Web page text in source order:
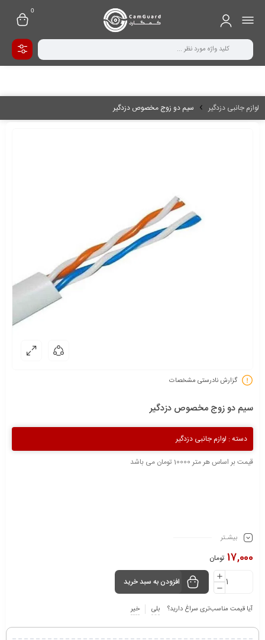
0
لوازم جانبی دزدگیر سیم دو زوج مخصوص دزدگیر
گزارش نادرستی مشخصات
سیم دو زوج مخصوص دزدگیر
دسته : لوازم جانبی دزدگیر
قیمت بر اساس هر متر 10000 تومان می باشد
بیشـتر
17,000 تومان
افزودن به سبد خرید
آیا قیمت مناسب‌تری سراغ دارید؟ بلی خیر